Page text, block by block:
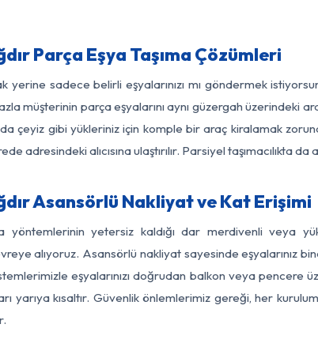
Parça Eşya Taşıma Çözümleri
yerine sadece belirli eşyalarınızı mı göndermek
müşterinin parça eşyalarını aynı güzergah üzerindeki
çeyiz gibi yükleriniz için komple bir araç kiralamak
adresindeki alıcısına ulaştırılır. Parsiyel
Asansörlü Nakliyat ve Kat Erişimi
yöntemlerinin yetersiz kaldığı dar merdivenli veya
alıyoruz. Asansörlü nakliyat sayesinde eşyalarınız
eşyalarınızı doğrudan balkon veya
yarıya kısaltır. Güvenlik önlemlerimiz gereği, her